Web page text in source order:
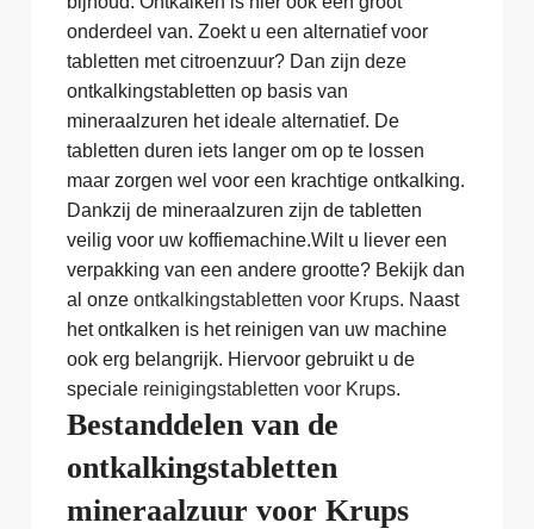
onderdeel van. Zoekt u een alternatief voor
tabletten met citroenzuur? Dan zijn deze
ontkalkingstabletten op basis van
mineraalzuren het ideale alternatief. De
tabletten duren iets langer om op te lossen
maar zorgen wel voor een krachtige ontkalking.
Dankzij de mineraalzuren zijn de tabletten
veilig voor uw koffiemachine.Wilt u liever een
verpakking van een andere grootte? Bekijk dan
al onze ontkalkingstabletten voor Krups. Naast
het ontkalken is het reinigen van uw machine
ook erg belangrijk. Hiervoor gebruikt u de
speciale reinigingstabletten voor Krups.
Bestanddelen van de
ontkalkingstabletten
mineraalzuur voor Krups